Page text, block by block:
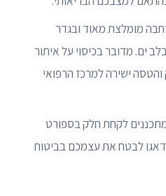
מומלצת מאוד ובגדר
ים. מדובר בכיסוי על איתור
ישירה למרכז הרפואי
לקחת חלק בספורט
לבטח את עצמכם בביטוח